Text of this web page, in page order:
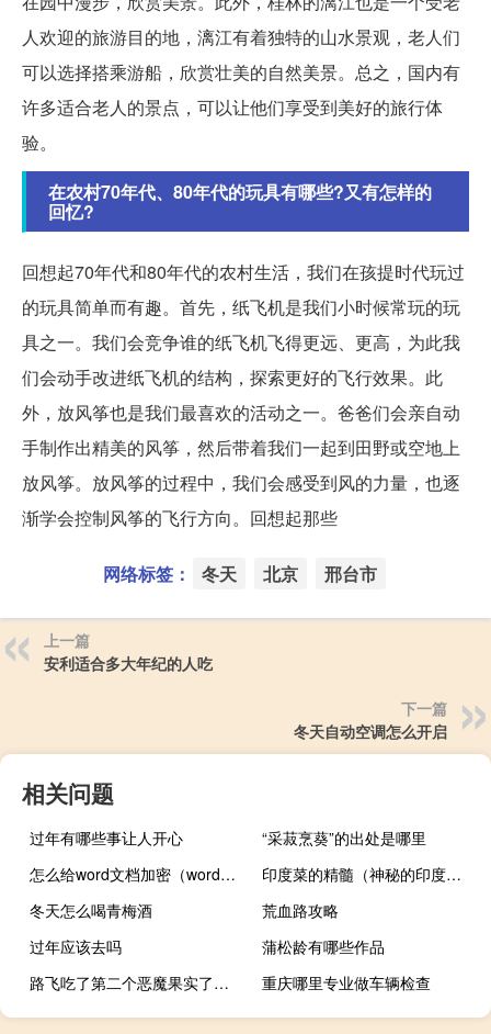
人欢迎的旅游目的地，漓江有着独特的山水景观，老人们
可以选择搭乘游船，欣赏壮美的自然美景。总之，国内有
许多适合老人的景点，可以让他们享受到美好的旅行体
验。
在农村70年代、80年代的玩具有哪些?又有怎样的
回忆?
回想起70年代和80年代的农村生活，我们在孩提时代玩过
的玩具简单而有趣。首先，纸飞机是我们小时候常玩的玩
具之一。我们会竞争谁的纸飞机飞得更远、更高，为此我
们会动手改进纸飞机的结构，探索更好的飞行效果。此
外，放风筝也是我们最喜欢的活动之一。爸爸们会亲自动
手制作出精美的风筝，然后带着我们一起到田野或空地上
放风筝。放风筝的过程中，我们会感受到风的力量，也逐
渐学会控制风筝的飞行方向。回想起那些
网络标签： 冬天 北京 邢台市
上一篇
安利适合多大年纪的人吃
下一篇
冬天自动空调怎么开启
相关问题
过年有哪些事让人开心
“采菽烹葵”的出处是哪里
怎么给word文档加密（word文档加密）
印度菜的精髓（神秘的印度菜简介）
冬天怎么喝青梅酒
荒血路攻略
过年应该去吗
蒲松龄有哪些作品
路飞吃了第二个恶魔果实了吗（路飞的第二个恶魔果实是第几集）
重庆哪里专业做车辆检查